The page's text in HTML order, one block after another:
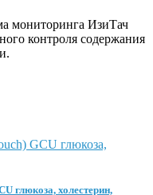
мониторинга ИзиТач
контроля содержания
глюкоза, холестерин,